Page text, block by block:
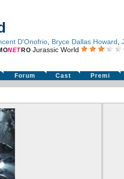
D'Onofrio, Bryce Dallas Howard ,
NET RO Jurassic World
Forum Cast Premi